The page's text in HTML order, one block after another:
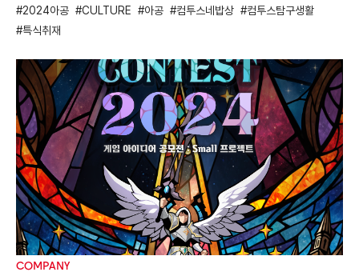
2024아공 CULTURE 아공 컴투스네밥상
컴투스탐구생활
특식취재
COMPANY